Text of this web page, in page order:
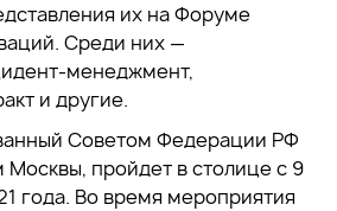
их на Форуме
Среди них —
менеджмент,
и другие.
Советом Федерации РФ
Москвы, пройдет в столице с 9
года. Во время мероприятия